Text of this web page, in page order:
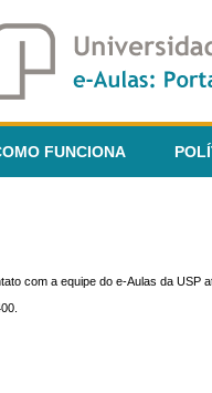
FUNCIONA
com a equipe do e-Aulas da USP